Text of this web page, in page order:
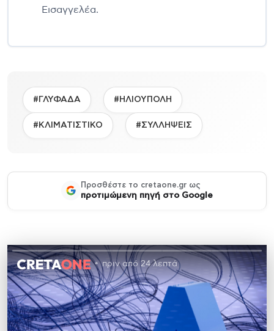
Εισαγγελέα.
#ΓΛΥΦΑΔΑ #ΗΛΙΟΥΠΟΛΗ
#ΚΛΙΜΑΤΙΣΤΙΚΟ #ΣΥΛΛΗΨΕΙΣ
Προσθέστε το cretaone.gr ως
προτιμώμενη πηγή στο Google
πριν από 24 λεπτά